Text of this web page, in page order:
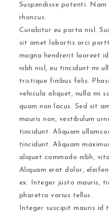
Suspendisse potenti.
rhoncus.
Curabitur eu porta nisl.
sit amet lobortis orci
magna hendrerit laoreet
nibh nisl, eu tincidunt mi
tristique finibus felis.
vehicula aliquet, nulla mi
quam non lacus. Sed sit
mauris non, vestibulum
tincidunt. Aliquam
tincidunt. Aliquam
aliquet commodo nibh,
Aliquam erat dolor,
ex. Integer justo mauris,
pharetra varius tellus.
Integer suscipit mauris id